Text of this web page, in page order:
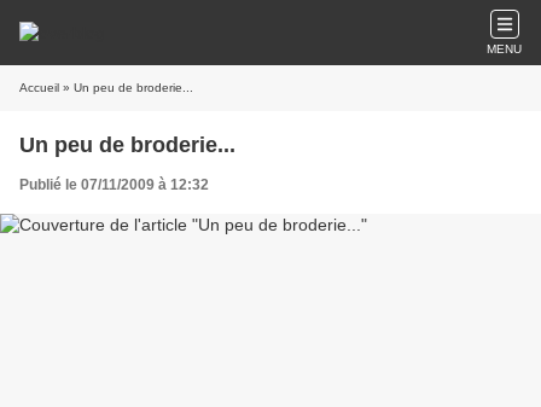
MENU
Accueil » Un peu de broderie...
Un peu de broderie...
Publié le 07/11/2009 à 12:32